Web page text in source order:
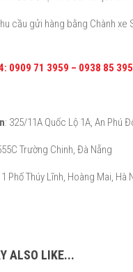
cầu gửi hàng bằng Chành xe
0909 71 3959 – 0938 85
: 325/11A Quốc Lộ 1A, An Phú
Trường Chinh, Đà Nẵng
Phố Thúy Lĩnh, Hoàng Mai, Hà
ALSO LIKE...